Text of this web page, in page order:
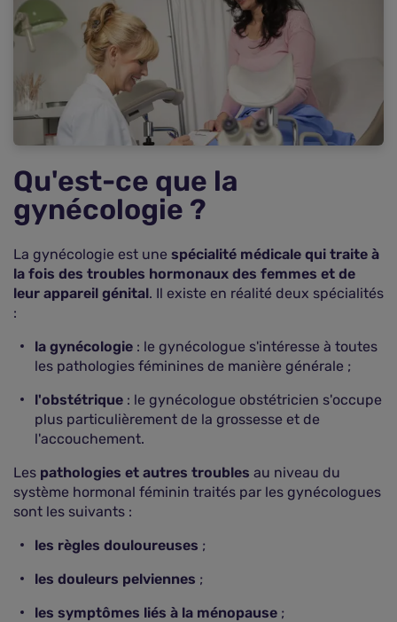
Consultations et examens chez un gynécologue :
combien ça coûte ?
Quel remboursement espérer pour un
gynécologue ?
Le remboursement du gynécologue par la
mutuelle santé
Quel est le prix d'une mutuelle qui rembourse la
Comment trouver la meilleure mutuelle pour la
gynécologie ?
Questions fréquentes sur le remboursement du
Qu'est-ce que la
gynécologie ?
La gynécologie est une spécialité médicale qui traite à
la fois des troubles hormonaux des femmes et de
leur appareil génital. Il existe en réalité deux spécialités
:
la gynécologie : le gynécologue s'intéresse à toutes
les pathologies féminines de manière générale ;
l'obstétrique : le gynécologue obstétricien s'occupe
plus particulièrement de la grossesse et de
l'accouchement.
Les pathologies et autres troubles au niveau du
système hormonal féminin traités par les gynécologues
sont les suivants :
les règles douloureuses ;
les douleurs pelviennes ;
les symptômes liés à la ménopause ;